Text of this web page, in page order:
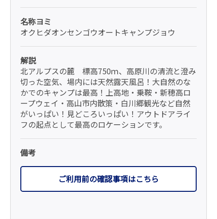
名称ヨミ
オクヒダオンセンゴウオートキャンプジョウ
解説
北アルプスの麓 標高750ｍ、高原川の清流と澄み
切った空気、場内には天然露天風呂！大自然のな
かでのキャンプは最高！上高地・乗鞍・新穂高ロ
ープウェイ・高山市内散策・白川郷観光など自然
がいっぱい！見どころいっぱい！アウトドアライ
フの起点として最高のロケーションです。
備考
ご利用前の確認事項はこちら